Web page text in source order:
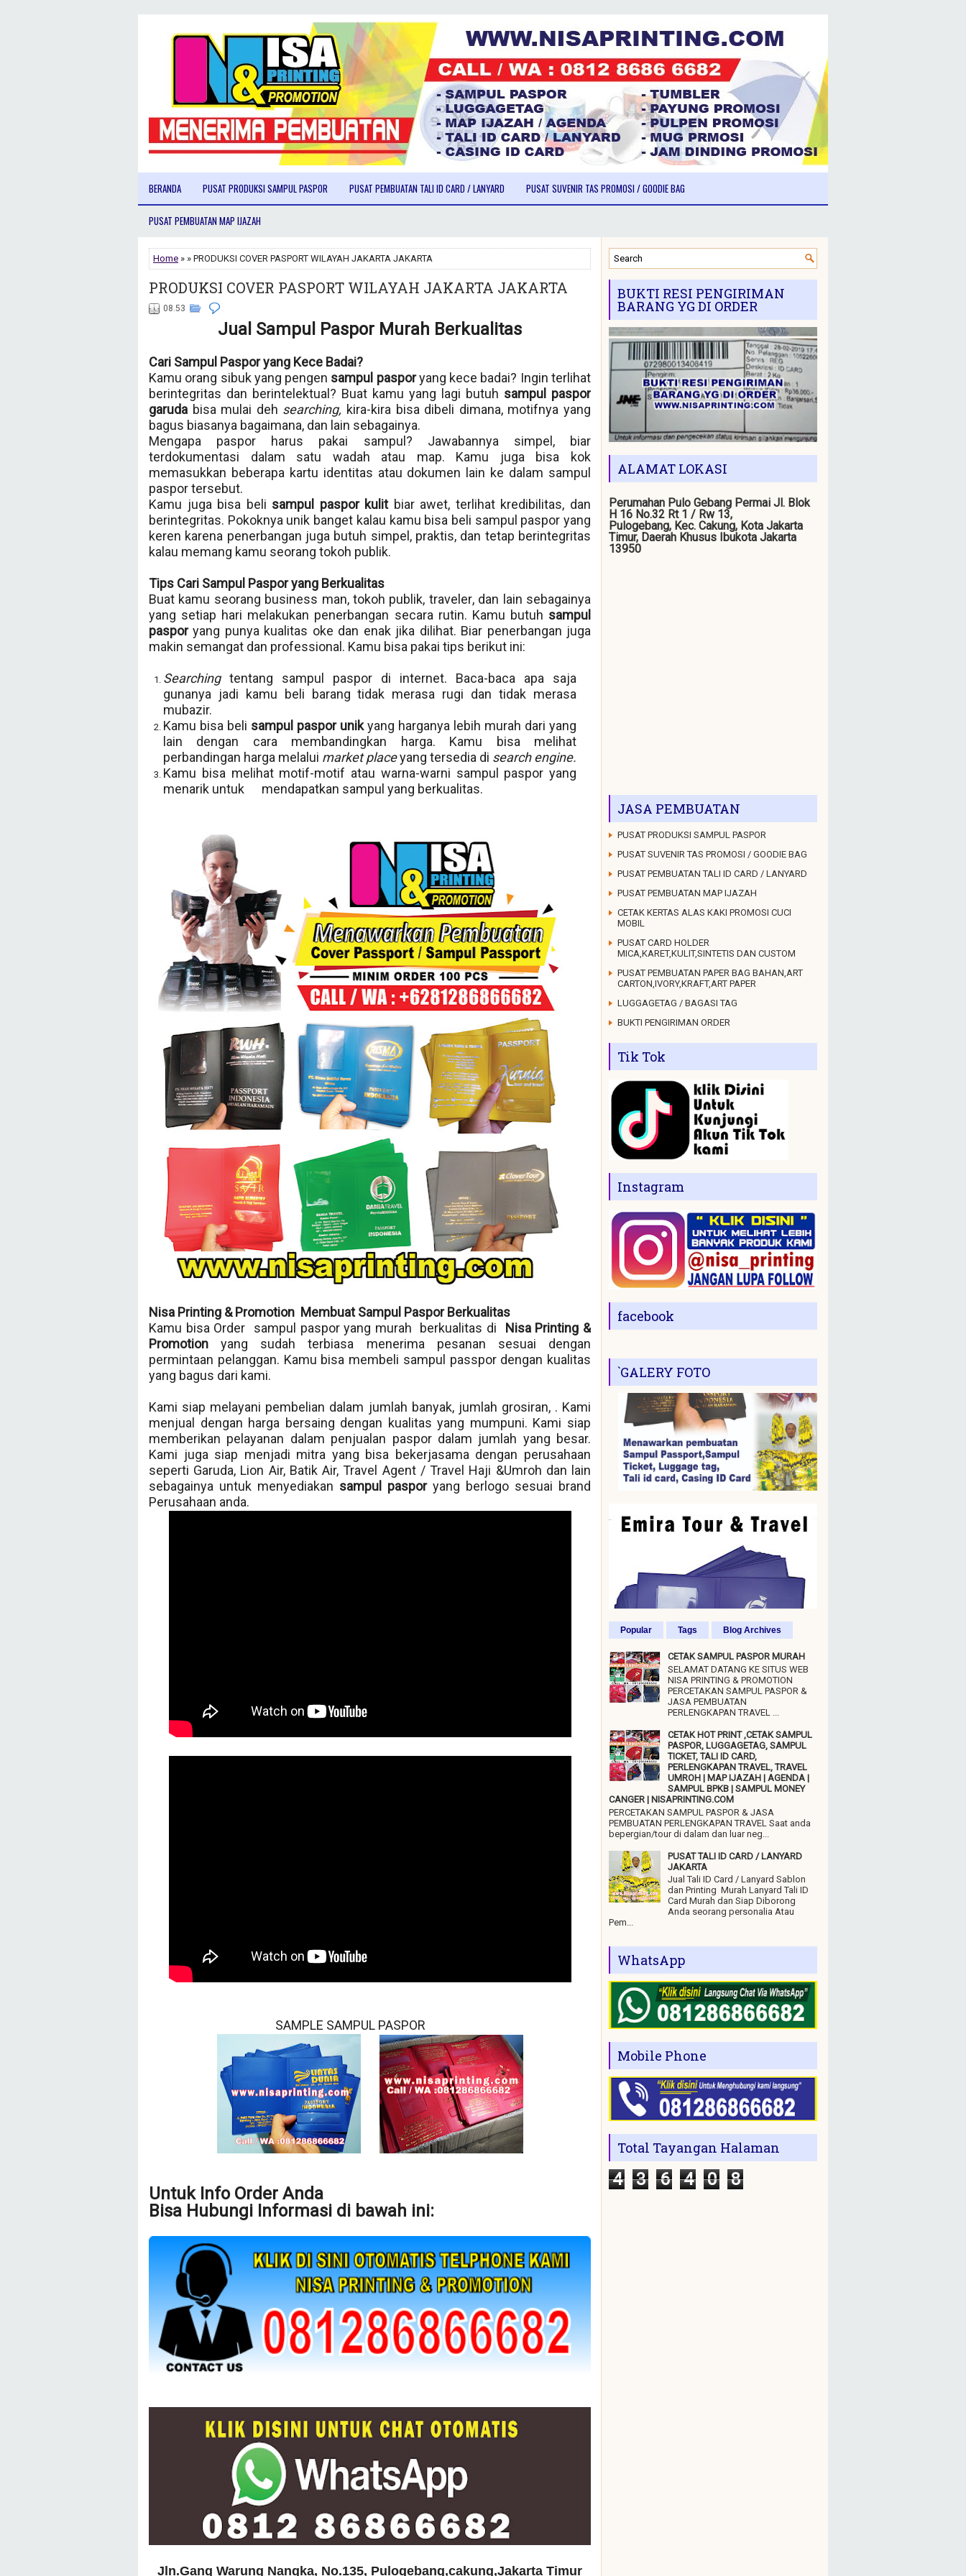
BERANDA PUSAT PRODUKSI SAMPUL PASPOR PUSAT PEMBUATAN TALI ID CARD / LANYARD PUSAT SUVENIR TAS PROMOSI / GOODIE BAG
PUSAT PEMBUATAN MAP IJAZAH
Home » » PRODUKSI COVER PASPORT WILAYAH JAKARTA JAKARTA
PRODUKSI COVER PASPORT WILAYAH JAKARTA JAKARTA
08.53
Jual Sampul Paspor Murah Berkualitas
Cari Sampul Paspor yang Kece Badai?
Kamu orang sibuk yang pengen sampul pasporyang kece badai? Ingin terlihat
berintegritas dan berintelektual? Buat kamu yang lagi butuh sampul paspor
garuda bisa mulai deh searching, kira-kira bisa dibeli dimana, motifnya yang
bagus biasanya bagaimana, dan lain sebagainya.
Mengapa paspor harus pakai sampul? Jawabannya simpel, biar
terdokumentasi dalam satu wadah atau map. Kamu juga bisa kok
memasukkan beberapa kartu identitas atau dokumen lain ke dalam sampul
paspor tersebut.
Kamu juga bisa beli sampul paspor kulit biar awet, terlihat kredibilitas, dan
berintegritas. Pokoknya unik banget kalau kamu bisa beli sampul paspor yang
keren karena penerbangan juga butuh simpel, praktis, dan tetap berintegritas
kalau memang kamu seorang tokoh publik.
Tips Cari Sampul Paspor yang Berkualitas
Buat kamu seorang business man, tokoh publik, traveler, dan lain sebagainya
yang setiap hari melakukan penerbangan secara rutin. Kamu butuh sampul
pasporyang punya kualitas oke dan enak jika dilihat. Biar penerbangan juga
makin semangat dan professional. Kamu bisa pakai tips berikut ini:
Searching tentang sampul paspor di internet. Baca-baca apa saja
gunanya jadi kamu beli barang tidak merasa rugi dan tidak merasa
mubazir.
Kamu bisa beli sampul paspor unikyang harganya lebih murah dari yang
lain dengan cara membandingkan harga. Kamu bisa melihat
perbandingan harga melalui market placeyang tersedia di search engine.
Kamu bisa melihat motif-motif atau warna-warni sampul paspor yang
menarik untuk mendapatkan sampul yang berkualitas.
Nisa Printing & Promotion Membuat Sampul Paspor Berkualitas
Kamu bisa Order sampul paspor yang murah berkualitas di
Nisa Printing &
Promotionyang sudah terbiasa menerima pesanan sesuai dengan
permintaan pelanggan. Kamu bisa membeli sampul passpor dengan kualitas
yang bagus dari kami.
Kami siap melayani pembelian dalam jumlah banyak, jumlah grosiran, . Kami
menjual dengan harga bersaing dengan kualitas yang mumpuni. Kami siap
memberikan pelayanan dalam penjualan paspor dalam jumlah yang besar.
Kami juga siap menjadi mitra yang bisa bekerjasama dengan perusahaan
seperti Garuda, Lion Air, Batik Air, Travel Agent / Travel Haji &Umroh dan lain
sebagainya untuk menyediakan sampul paspor yang berlogo sesuai brand
Perusahaan anda.
SAMPLE SAMPUL PASPOR
Untuk Info Order Anda
Bisa Hubungi Informasi di bawah ini:
Jln.Gang Warung Nangka, No.135, Pulogebang,cakung,Jakarta Timur
BUKTI RESI PENGIRIMAN
BARANG YG DI ORDER
ALAMAT LOKASI
Perumahan Pulo Gebang Permai Jl. Blok
H 16 No.32 Rt 1 / Rw 13,
Pulogebang, Kec. Cakung, Kota Jakarta
Timur, Daerah Khusus Ibukota Jakarta
13950
JASA PEMBUATAN
PUSAT PRODUKSI SAMPUL PASPOR
PUSAT SUVENIR TAS PROMOSI / GOODIE BAG
PUSAT PEMBUATAN TALI ID CARD / LANYARD
PUSAT PEMBUATAN MAP IJAZAH
CETAK KERTAS ALAS KAKI PROMOSI CUCI
MOBIL
PUSAT CARD HOLDER
MICA,KARET,KULIT,SINTETIS DAN CUSTOM
PUSAT PEMBUATAN PAPER BAG BAHAN,ART
CARTON,IVORY,KRAFT,ART PAPER
LUGGAGETAG / BAGASI TAG
BUKTI PENGIRIMAN ORDER
Tik Tok
Instagram
facebook
`GALERY FOTO
Popular Tags Blog Archives
CETAK SAMPUL PASPOR MURAH
SELAMAT DATANG KE SITUS WEB
NISA PRINTING & PROMOTION
PERCETAKAN SAMPUL PASPOR &
JASA PEMBUATAN
PERLENGKAPAN TRAVEL ...
CETAK HOT PRINT ,CETAK SAMPUL
PASPOR, LUGGAGETAG, SAMPUL
TICKET, TALI ID CARD,
PERLENGKAPAN TRAVEL, TRAVEL
UMROH | MAP IJAZAH | AGENDA |
SAMPUL BPKB | SAMPUL MONEY
CANGER | NISAPRINTING.COM
PERCETAKAN SAMPUL PASPOR & JASA
PEMBUATAN PERLENGKAPAN TRAVEL Saat anda
bepergian/tour di dalam dan luar neg...
PUSAT TALI ID CARD / LANYARD
JAKARTA
Jual Tali ID Card / Lanyard Sablon
dan Printing Murah Lanyard Tali ID
Card Murah dan Siap Diborong
Anda seorang personalia Atau
Pem...
WhatsApp
Mobile Phone
Total Tayangan Halaman
4 3 6 4 0 8